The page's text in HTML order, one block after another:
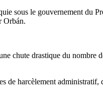
sous le gouvernement du
Orbán.
chute drastique du nombre
harcèlement administratif,